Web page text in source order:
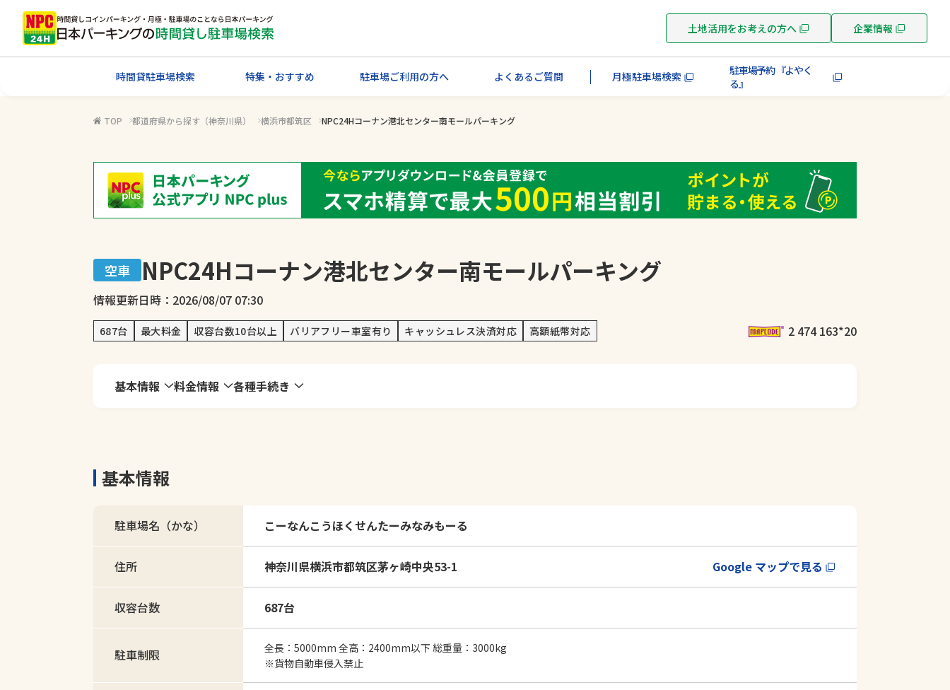
土地活用をお考えの方へ 企業情報
時間貸駐車場検索 特集・おすすめ 駐車場ご利用の方へ よくあるご質問 月極駐車場検索
駐車場予約 『よやく
る』
TOP 都道府県から探す（神奈川県） 横浜市都筑区 NPC24Hコーナン港北センター南モールパーキング
空車 NPC24Hコーナン港北センター南モールパーキング
情報更新日時：2026/08/07 07:30
687台 最大料金 収容台数10台以上 バリアフリー車室有り キャッシュレス決済対応 高額紙幣対応 2 474 163*20
基本情報 料金情報 各種手続き
基本情報
駐車場名（かな） こーなんこうほくせんたーみなみもーる
住所 神奈川県横浜市都筑区茅ヶ崎中央53-1 Google マップで見る
収容台数 687台
駐車制限
全長：5000mm 全高：2400mm以下 総重量：3000kg
※貨物自動車侵入禁止